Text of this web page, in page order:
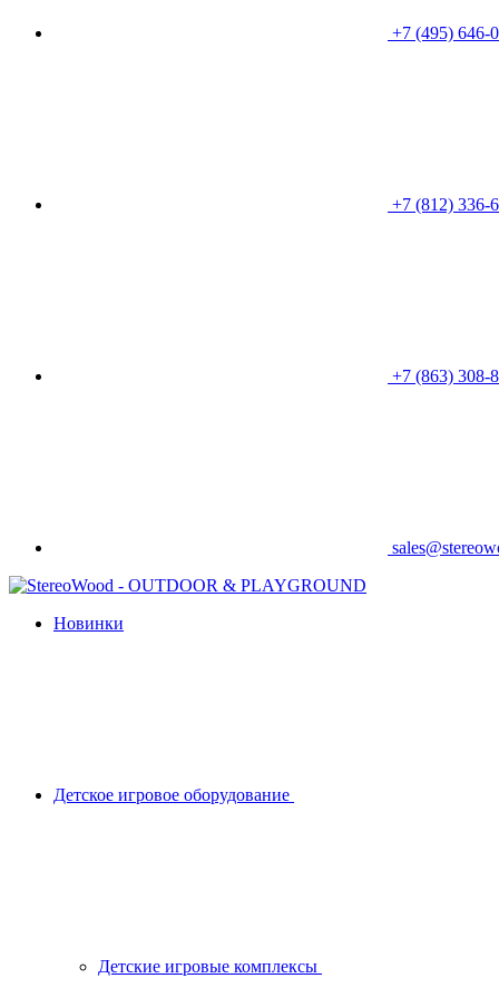
+7 (495) 646-
+7 (812) 336-
+7 (863) 308-
Новинки
Детское игровое оборудование
Детские игровые комплексы